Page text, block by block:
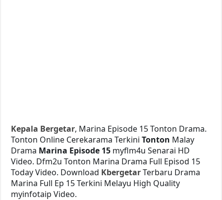
Kepala Bergetar, Marina Episode 15 Tonton Drama.
Tonton Online Cerekarama TerkiniTonton Malay
Drama Marina Episode 15 myflm4u Senarai HD
Video. Dfm2u Tonton Marina Drama Full Episod 15
Today Video. Download KbergetarTerbaru Drama
Marina Full Ep 15 Terkini Melayu High Quality
myinfotaip Video.